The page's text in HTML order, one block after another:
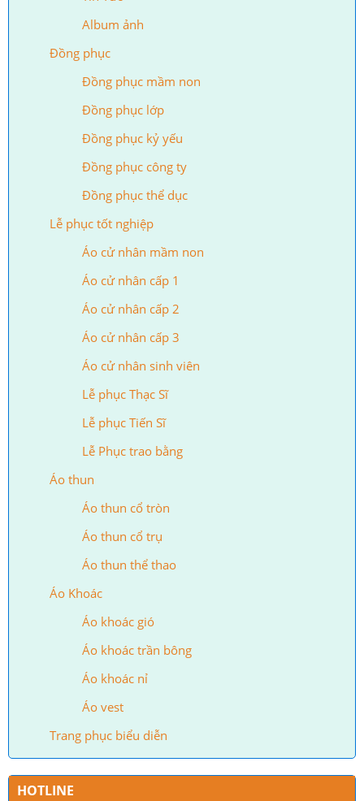
Album ảnh
Đồng phục
Đồng phục mầm non
Đồng phục lớp
Đồng phục kỷ yếu
Đồng phục công ty
Đồng phục thể dục
Lễ phục tốt nghiệp
Áo cử nhân mầm non
Áo cử nhân cấp 1
Áo cử nhân cấp 2
Áo cử nhân cấp 3
Áo cử nhân sinh viên
Lễ phục Thạc Sĩ
Lễ phục Tiến Sĩ
Lễ Phục trao bằng
Áo thun
Áo thun cổ tròn
Áo thun cổ trụ
Áo thun thể thao
Áo Khoác
Áo khoác gió
Áo khoác trần bông
Áo khoác nỉ
Áo vest
Trang phục biểu diễn
HOTLINE